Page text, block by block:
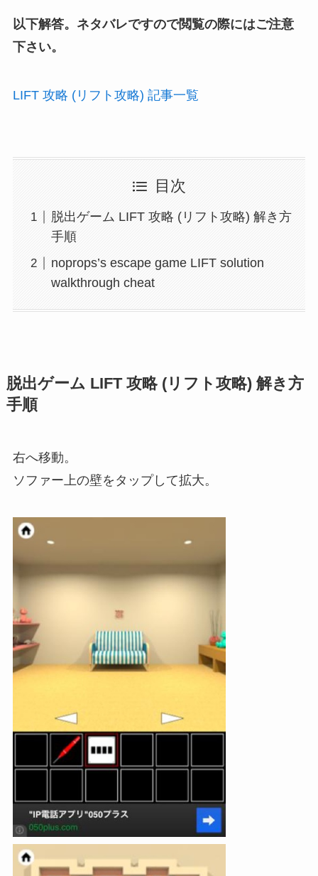
以下解答。ネタバレですので閲覧の際にはご注意
下さい。
LIFT 攻略 (リフト攻略) 記事一覧
目次
脱出ゲーム LIFT 攻略 (リフト攻略) 解き方
手順
noprops’s escape game LIFT solution
walkthrough cheat
脱出ゲーム LIFT 攻略 (リフト攻略) 解き方
手順
右へ移動。
ソファー上の壁をタップして拡大。